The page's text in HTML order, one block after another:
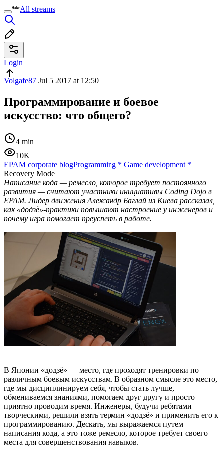
All streams
Login
Volgafe87 Jul 5 2017 at 12:50
Программирование и боевое
искусство: что общего?
4 min
10K
EPAM corporate blogProgramming * Game development *
Recovery Mode
Написание кода — ремесло, которое требует постоянного
развития — считают участники инициативы Coding Dojo в
EPAM. Лидер движения Александр Баглай из Киева рассказал,
как «додзё»-практики повышают настроение у инженеров и
почему игра помогает преуспеть в работе.
В Японии «додзё» — место, где проходят тренировки по
различным боевым искусствам. В образном смысле это место,
где мы дисциплинируем себя, чтобы стать лучше,
обмениваемся знаниями, помогаем друг другу и просто
приятно проводим время. Инженеры, будучи ребятами
творческими, решили взять термин «додзё» и применить его к
программированию. Дескать, мы выражаемся путем
написания кода, а это тоже ремесло, которое требует своего
места для совершенствования навыков.